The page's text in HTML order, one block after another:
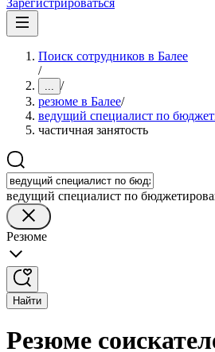
Зарегистрироваться
Поиск сотрудников в Балее
/
... /
резюме в Балее/
ведущий специалист по
частичная занятость
ведущий специалист по
Резюме
Найти
Резюме